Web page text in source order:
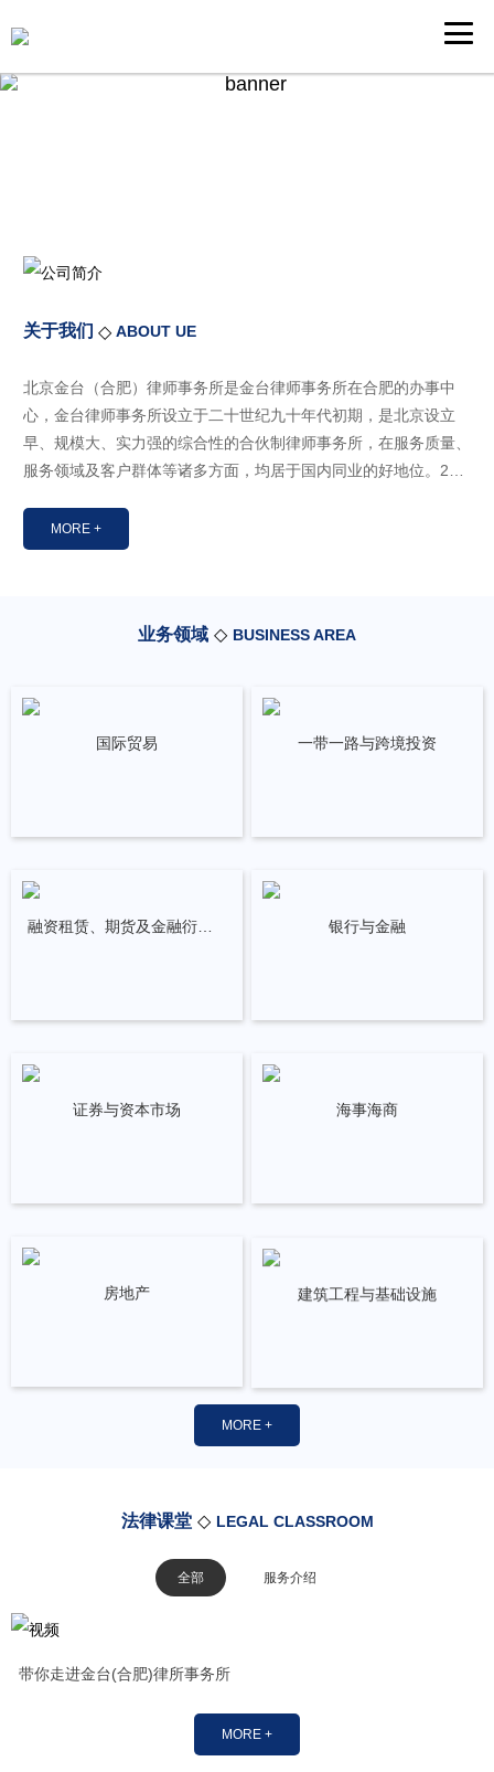
关于我们 ◇ ABOUT UE
北京金台（合肥）律师事务所是金台律师事务所在合肥的办事中
心，金台律师事务所设立于二十世纪九十年代初期，是北京设立
早、规模大、实力强的综合性的合伙制律师事务所，在服务质量、
服务领域及客户群体等诸多方面，均居于国内同业的好地位。201
金台律师事务所聚集了许多优异的高学历、高层次的专业律师。具
有硕士学位、博士学位以上以及各类高级职称的分别占总人数的5
机关、优异法律院校、研究机构及国际品牌企业的工作背景。
MORE +
业务领域 ◇ BUSINESS AREA
国际贸易 一带一路与跨境投资
融资租赁、期货及金融衍生品 银行与金融
证券与资本市场 海事海商
房地产 建筑工程与基础设施
MORE +
法律课堂 ◇ LEGAL CLASSROOM
全部 服务介绍
带你走进金台(合肥)律所事务所
MORE +